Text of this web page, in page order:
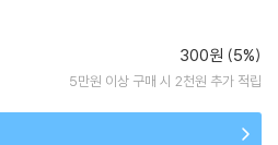
300원 (5%)
5만원 이상 구매 시 2천원 추가 적립